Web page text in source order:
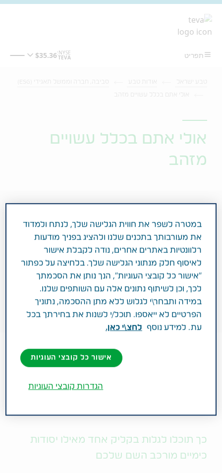
אולי אתם בכלל עשויים
מזהב
כך תוכלו לגלות בקליק אחד מאילו יסודות
כימיים מורכב השם שלכם
במטרה לשפר את חווית הגלישה שלך, לנתח ולמדוד
את מעורבותך בתכנים שלנו ולהציג בפניך מודעות
רלוונטיות באתרים אחרים, נודה לקבלת אישור
לאיסוף חלק מנתוני הגלישה שלך. בלחיצה על כפתור
"אישור כל קובצי העוגיות", הנך נותן את הסכמתך
לכך, וכן לשיתוף נתונים אלה עם השותפים שלנו.
במידה ותבחר\י לגלוש ללא מתן ההסכמה, נתוניך
הפרטיים לא ייאספו. תוכל/י לשנות את בחירתך בכל
עת. למידע נוסף
לחצ\י כאן.
אישור כל קובצי העוגיות
הגדרות קובצי העוגיות